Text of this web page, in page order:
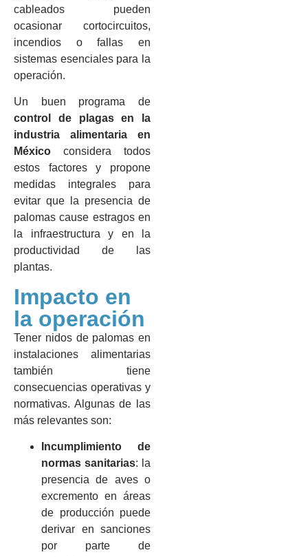
cableados pueden
ocasionar cortocircuitos,
incendios o fallas en
sistemas esenciales para la
operación.
Un buen programa de
control de plagas en la
industria alimentaria en
México considera todos
estos factores y propone
medidas integrales para
evitar que la presencia de
palomas cause estragos en
la infraestructura y en la
productividad de las
plantas.
Impacto en
la operación
Tener nidos de palomas en
instalaciones alimentarias
también tiene
consecuencias operativas y
normativas. Algunas de las
más relevantes son:
Incumplimiento de
normas sanitarias: la
presencia de aves o
excremento en áreas
de producción puede
derivar en sanciones
por parte de